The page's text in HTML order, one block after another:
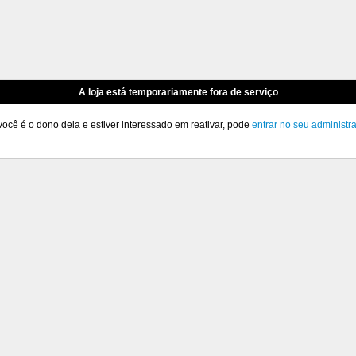
A loja está temporariamente fora de serviço
é o dono dela e estiver interessado em reativar, pode entrar no seu